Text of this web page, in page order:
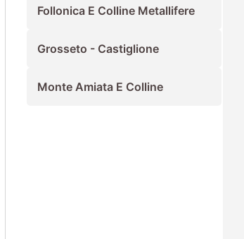
Follonica E Colline Metallifere
Grosseto - Castiglione
Monte Amiata E Colline